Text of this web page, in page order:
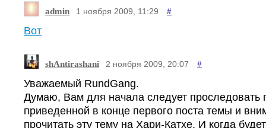
admin 1 ноября 2009, 11:29 #
Вот
shAntirashani 2 ноября 2009, 20:07 #
Уважаемый RundGang.
Думаю, Вам для начала следует проследовать
приведенной в конце первого поста темы и
прочитать эту тему на Хари-Катхе. И когда